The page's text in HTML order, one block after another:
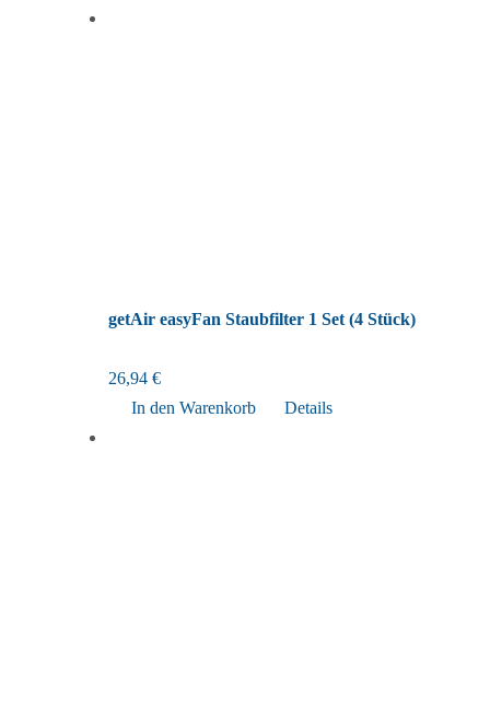
getAir easyFan Staubfilter 1 Set (4 Stück)
26,94€
In den Warenkorb
Details